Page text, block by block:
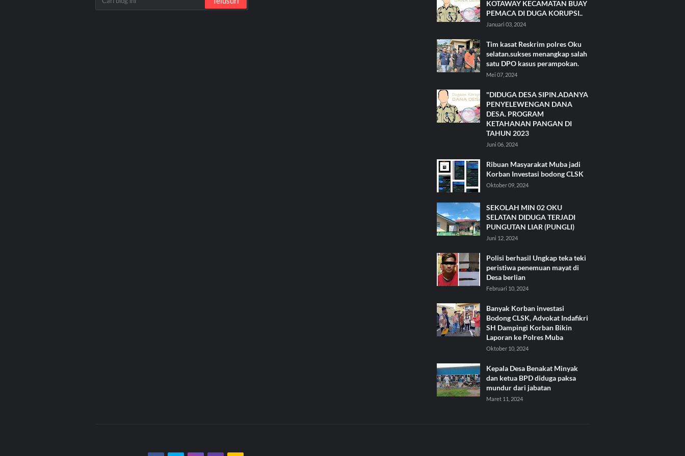
KOTAWAY KECAMATAN BUAY
PEMACA DI DUGA KORUPSI..
Januari 03, 2024
Tim kasat Reskrim polres Oku
selatan.sukses menangkap salah
satu DPO kasus perampokan.
Mei 07, 2024
"DIDUGA DESA SIPIN.ADANYA
PENYELEWENGAN DANA
DESA. PROGRAM
KETAHANAN PANGAN DI
TAHUN 2023
Juni 06, 2024
Ribuan Masyarakat Muba jadi
Korban Investasi bodong CLSK
Oktober 09, 2024
SEKOLAH MIN 02 OKU
SELATAN DIDUGA TERJADI
PUNGUTAN LIAR (PUNGLI)
Juni 12, 2024
Polisi berhasil Ungkap teka teki
peristiwa penemuan mayat di
Desa berlian
Februari 10, 2024
Banyak Korban investasi
Bodong CLSK, Advokat Indafikri
SH Dampingi Korban Bikin
Laporan ke Polres Muba
Oktober 10, 2024
Kepala Desa Benakat Minyak
dan ketua BPD diduga paksa
mundur dari jabatan
Maret 11, 2024